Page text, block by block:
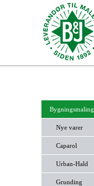
Bygningsmaling
Nye varer
Caparol
Urban-Hald
Grunding